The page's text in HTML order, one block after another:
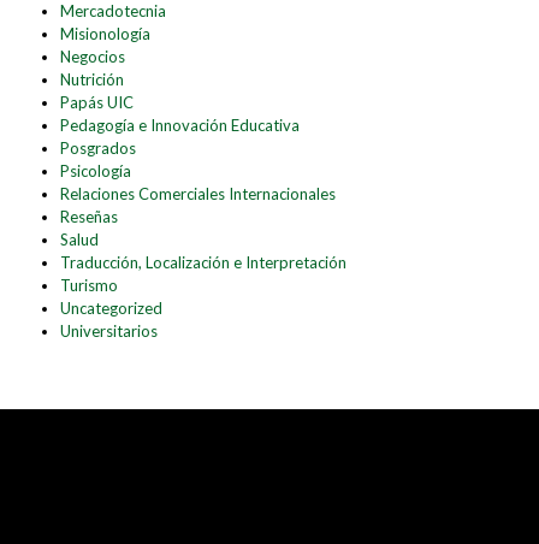
Mercadotecnia
Misionología
Negocios
Nutrición
Papás UIC
Pedagogía e Innovación Educativa
Posgrados
Psicología
Relaciones Comerciales Internacionales
Reseñas
Salud
Traducción, Localización e Interpretación
Turismo
Uncategorized
Universitarios